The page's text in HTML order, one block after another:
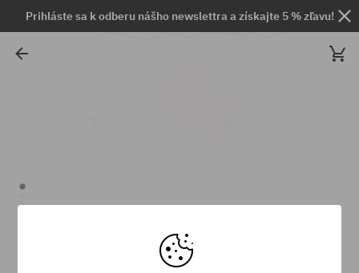
Prihláste sa k odberu nášho newslettra a získajte 5 % zľavu!